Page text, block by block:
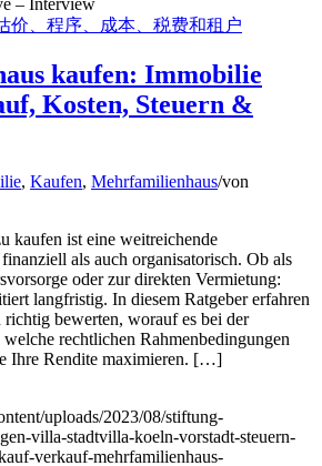
– Interview
kaufen: Immobilie
Kosten, Steuern &
, Kaufen, Mehrfamilienhaus/von
kaufen ist eine weitreichende
als auch organisatorisch. Ob als
oder zur direkten Vermietung:
langfristig. In diesem Ratgeber erfahren
bewerten, worauf es bei der
rechtlichen Rahmenbedingungen
Ihre Rendite maximieren. […]
uploads/2023/08/stiftung-
villa-stadtvilla-koeln-vorstadt-steuern-
verkauf-mehrfamilienhaus-